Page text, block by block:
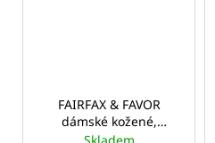
FAIRFAX & FAVOR
dámské kožené,
semišové mokasíny
Skladem